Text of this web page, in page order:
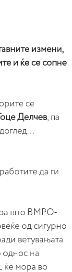
измени,
и ќе се сопне
се
Делчев, па
да ги
што ВМРО-
од сигурно
ветувањата
однос на
мора во